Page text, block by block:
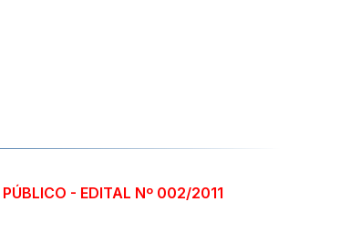
PÚBLICO - EDITAL Nº 002/2011